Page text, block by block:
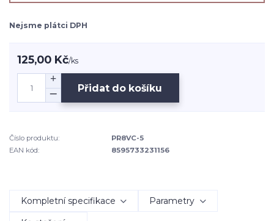
Nejsme plátci DPH
125,00 Kč/ks
Přidat do košíku
Číslo produktu:
PR8VC-5
EAN kód:
8595733231156
Kompletní specifikace Parametry